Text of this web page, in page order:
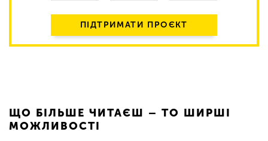
ПІДТРИМАТИ ПРОЄКТ
ЩО БІЛЬШЕ ЧИТАЄШ – ТО ШИРШІ
МОЖЛИВОСТІ